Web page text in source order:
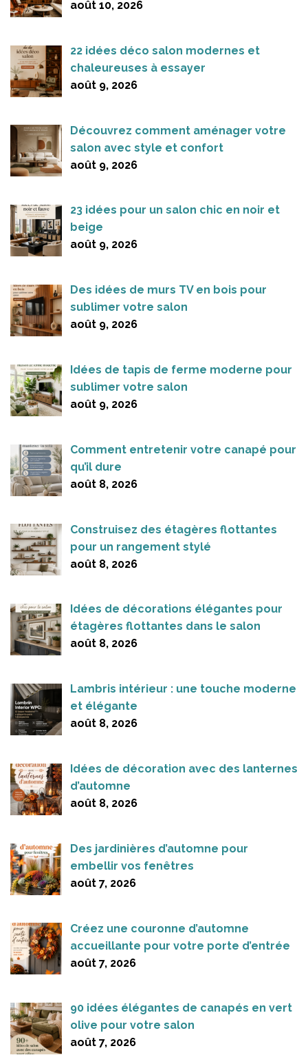
août 10, 2026
22 idées déco salon modernes et
chaleureuses à essayer
août 9, 2026
Découvrez comment aménager votre
salon avec style et confort
août 9, 2026
23 idées pour un salon chic en noir et
beige
août 9, 2026
Des idées de murs TV en bois pour
sublimer votre salon
août 9, 2026
Idées de tapis de ferme moderne pour
sublimer votre salon
août 9, 2026
Comment entretenir votre canapé pour
qu’il dure
août 8, 2026
Construisez des étagères flottantes
pour un rangement stylé
août 8, 2026
Idées de décorations élégantes pour
étagères flottantes dans le salon
août 8, 2026
Lambris intérieur : une touche moderne
et élégante
août 8, 2026
Idées de décoration avec des lanternes
d’automne
août 8, 2026
Des jardinières d’automne pour
embellir vos fenêtres
août 7, 2026
Créez une couronne d’automne
accueillante pour votre porte d’entrée
août 7, 2026
90 idées élégantes de canapés en vert
olive pour votre salon
août 7, 2026